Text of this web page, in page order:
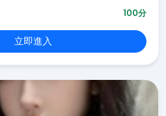
100分
立即進入